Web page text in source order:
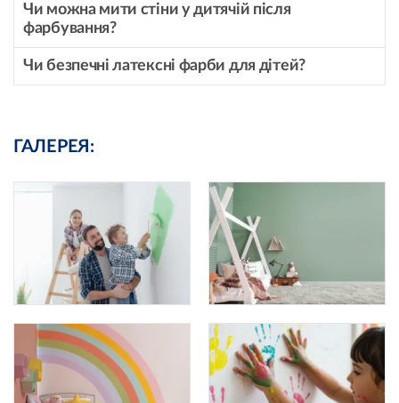
Чи можна мити стіни у дитячій після
фарбування?
Чи безпечні латексні фарби для дітей?
ГАЛЕРЕЯ: